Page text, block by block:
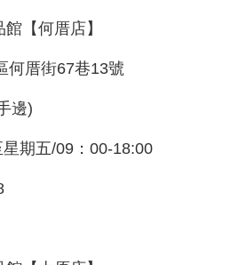
【何厝店】
厝街67巷13號
邊)
期五/09：00-18:00